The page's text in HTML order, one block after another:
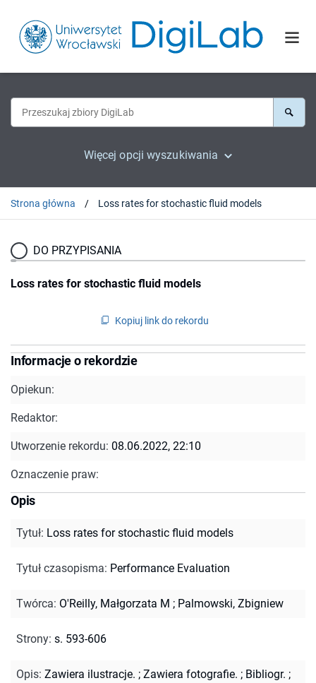
Więcej opcji wyszukiwania
Strona główna Loss rates for stochastic fluid models
DO PRZYPISANIA
Loss rates for stochastic fluid models
Kopiuj link do rekordu
Informacje o rekordzie
Opiekun:
Redaktor:
Utworzenie rekordu: 08.06.2022, 22:10
Oznaczenie praw:
Opis
Tytuł: Loss rates for stochastic fluid models
Tytuł czasopisma: Performance Evaluation
Twórca: O'Reilly, Małgorzata M ; Palmowski, Zbigniew
Strony: s. 593-606
Opis: Zawiera ilustracje. ; Zawiera fotografie. ; Bibliogr. ;